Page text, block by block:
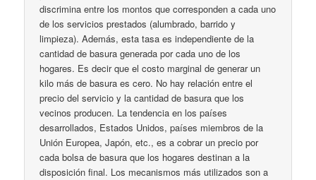
discrimina entre los montos que corresponden a cada uno
de los servicios prestados (alumbrado, barrido y
limpieza). Además, esta tasa es independiente de la
cantidad de basura generada por cada uno de los
hogares. Es decir que el costo marginal de generar un
kilo más de basura es cero. No hay relación entre el
precio del servicio y la cantidad de basura que los
vecinos producen. La tendencia en los países
desarrollados, Estados Unidos, países miembros de la
Unión Europea, Japón, etc., es a cobrar un precio por
cada bolsa de basura que los hogares destinan a la
disposición final. Los mecanismos más utilizados son a